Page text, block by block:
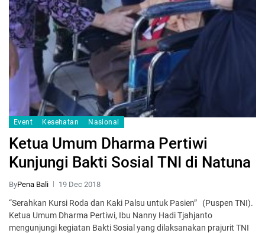
Event Kesehatan Nasional
Ketua Umum Dharma Pertiwi
Kunjungi Bakti Sosial TNI di Natuna
ByPena Bali 19 Dec 2018
“Serahkan Kursi Roda dan Kaki Palsu untuk Pasien” (Puspen TNI).
Ketua Umum Dharma Pertiwi, Ibu Nanny Hadi Tjahjanto
mengunjungi kegiatan Bakti Sosial yang dilaksanakan prajurit TNI